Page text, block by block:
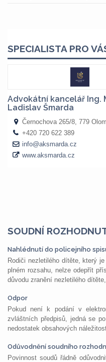
SOUDNÍ
Nahlédnutí do policejního
Rodiči nezletilého dítěte, který
plném rozsahu, nelze odepřít
důvodu zranění nezletilého
Odpor
Pokud není k podání v
zvláštních předpisů, jedná se
nedostatek obsahových
Odůvodnění soudního
Povinnost soudů řádně